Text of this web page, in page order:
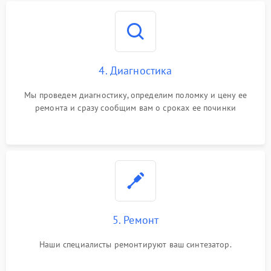
4. Диагностика
Мы проведем диагностику, определим поломку и цену ее
ремонта и сразу сообщим вам о сроках ее починки
5. Ремонт
Наши специалисты ремонтируют ваш синтезатор.